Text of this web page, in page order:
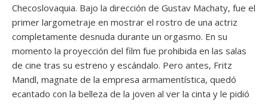
Checoslovaquia. Bajo la dirección de Gustav Machaty, fue el
primer largometraje en mostrar el rostro de una actriz
completamente desnuda durante un orgasmo. En su
momento la proyección del film fue prohibida en las salas
de cine tras su estreno y escándalo. Pero antes, Fritz
Mandl, magnate de la empresa armamentística, quedó
ecantado con la belleza de la joven al ver la cinta y le pidió